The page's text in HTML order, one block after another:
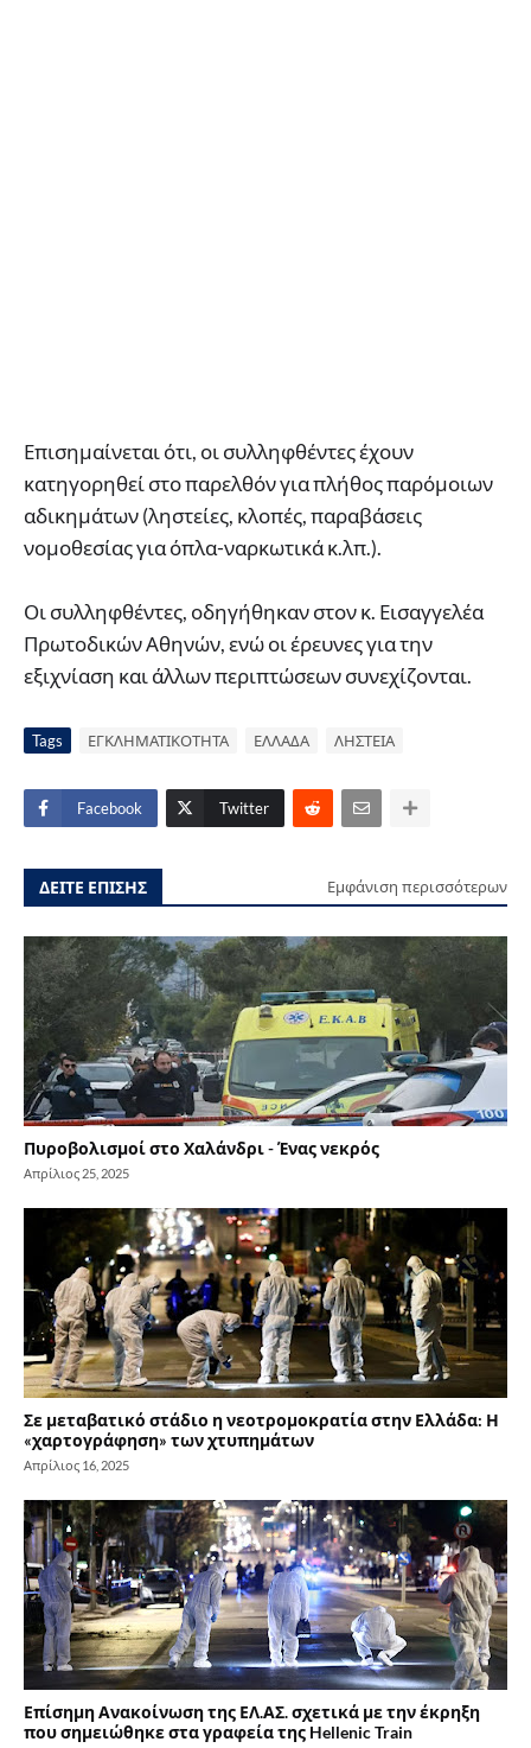
Επισημαίνεται ότι, οι συλληφθέντες έχουν
κατηγορηθεί στο παρελθόν για πλήθος παρόμοιων
αδικημάτων (ληστείες, κλοπές, παραβάσεις
νομοθεσίας για όπλα-ναρκωτικά κ.λπ.).
Οι συλληφθέντες, οδηγήθηκαν στον κ. Εισαγγελέα
Πρωτοδικών Αθηνών, ενώ οι έρευνες για την
εξιχνίαση και άλλων περιπτώσεων συνεχίζονται.
Tags ΕΓΚΛΗΜΑΤΙΚΟΤΗΤΑ ΕΛΛΑΔΑ ΛΗΣΤΕΙΑ
Facebook Twitter
ΔΕΙΤΕ ΕΠΙΣΗΣ Εμφάνιση περισσότερων
Πυροβολισμοί στο Χαλάνδρι - Ένας νεκρός
Απρίλιος 25, 2025
Σε μεταβατικό στάδιο η νεοτρομοκρατία στην Ελλάδα: Η
«χαρτογράφηση» των χτυπημάτων
Απρίλιος 16, 2025
Επίσημη Ανακοίνωση της ΕΛ.ΑΣ. σχετικά με την έκρηξη
που σημειώθηκε στα γραφεία της Hellenic Train